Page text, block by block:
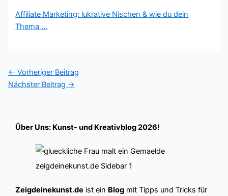
Affiliate Marketing: lukrative Nischen & wie du dein
Thema …
← Vorheriger Beitrag
Nächster Beitrag →
Über Uns: Kunst- und Kreativblog 2026!
Zeigdeinekunst.de ist ein Blog mit Tipps und Tricks für